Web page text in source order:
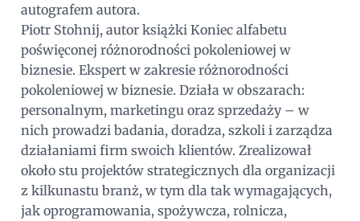
autografem autora.
Piotr Stohnij, autor książki Koniec alfabetu
poświęconej różnorodności pokoleniowej w
biznesie. Ekspert w zakresie różnorodności
pokoleniowej w biznesie. Działa w obszarach:
personalnym, marketingu oraz sprzedaży – w
nich prowadzi badania, doradza, szkoli i zarządza
działaniami firm swoich klientów. Zrealizował
około stu projektów strategicznych dla organizacji
z kilkunastu branż, w tym dla tak wymagających,
jak oprogramowania, spożywcza, rolnicza,